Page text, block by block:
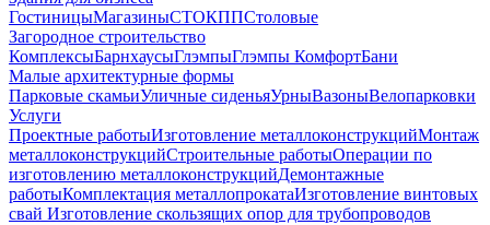
ГостиницыМагазиныСТОКППСтоловые
Загородное строительство
КомплексыБарнхаусыГлэмпыГлэмпы КомфортБани
Малые архитектурные формы
Парковые скамьиУличные сиденьяУрныВазоныВелопарковки
Услуги
Проектные работыИзготовление металлоконструкцийМонтаж
металлоконструкцийСтроительные работыОперации по
изготовлению металлоконструкцийДемонтажные
работыКомплектация металлопрокатаИзготовление винтовых
свай Изготовление скользящих опор для трубопроводов